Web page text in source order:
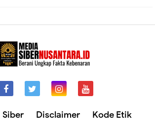
Siber Disclaimer Kode Etik